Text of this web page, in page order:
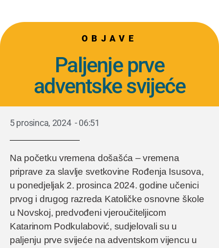
OBJAVE
Paljenje prve
adventske svijeće
5 prosinca, 2024 -06:51
Na početku vremena došašća – vremena
priprave za slavlje svetkovine Rođenja Isusova,
u ponedjeljak 2. prosinca 2024. godine učenici
prvog i drugog razreda Katoličke osnovne škole
u Novskoj, predvođeni vjeroučiteljicom
Katarinom Podkulabović, sudjelovali su u
paljenju prve svijeće na adventskom vijencu u